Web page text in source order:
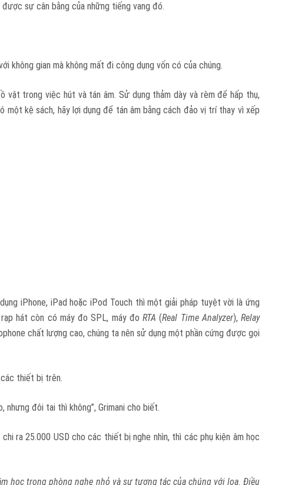
sự cân bằng của những tiếng vang đó.
không gian mà không mất đi công dụng vốn có của chúng.
trong việc hút và tán âm. Sử dụng thảm dày và rèm để hấp thụ,
một kệ sách, hãy lợi dụng để tán âm bằng cách đảo vị trí thay vì xếp
iPhone, iPad hoặc iPod Touch thì một giải pháp tuyệt vời là ứng
hát còn có máy đo SPL, máy đo RTA(Real Time Analyzer), Relay
chất lượng cao, chúng ta nên sử dụng một phần cứng được gọi
thiết bị trên.
đôi tai thì không”, Grimani cho biết.
ra 25.000 USD cho các thiết bị nghe nhìn, thì các phụ kiện âm học
học trong phòng nghe nhỏ và sự tương tác của chúng với loa. Điều